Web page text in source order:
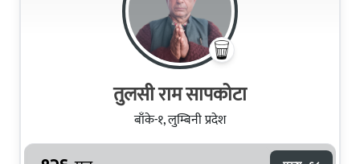
तुलसी राम सापकोटा
बाँके-१, लुम्बिनी प्रदेश